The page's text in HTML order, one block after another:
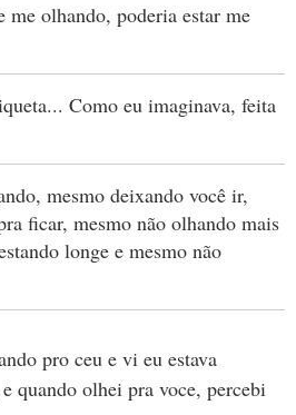
me olhando, poderia estar me
Como eu imaginava, feita
mesmo deixando você ir,
ficar, mesmo não olhando mais
longe e mesmo não
pro ceu e vi eu estava
quando olhei pra voce, percebi